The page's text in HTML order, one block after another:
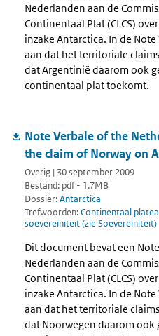
Nederlanden aan de
Continentaal Plat (CLCS)
inzake Antarctica. In de
aan dat het territoriale
dat Argentinië daarom ook
continentaal plat toekomt.
Note Verbale of the
the claim of Norway on
Overig | 30 september 2009
Bestand: pdf - 1.7MB
Dossier:Antarctica
Trefwoorden:Continentaal
soevereiniteit (zie Soevereiniteit)
Dit document bevat een
Nederlanden aan de
Continentaal Plat (CLCS)
inzake Antarctica. In de
aan dat het territoriale
dat Noorwegen daarom ook